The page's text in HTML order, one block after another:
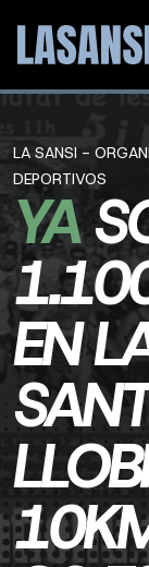
LA SANSI -
DEPORTIVOS
YA
EN